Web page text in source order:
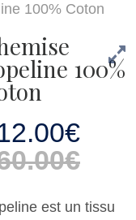
100% Coton
100%
.00€
.00€
est un tissu